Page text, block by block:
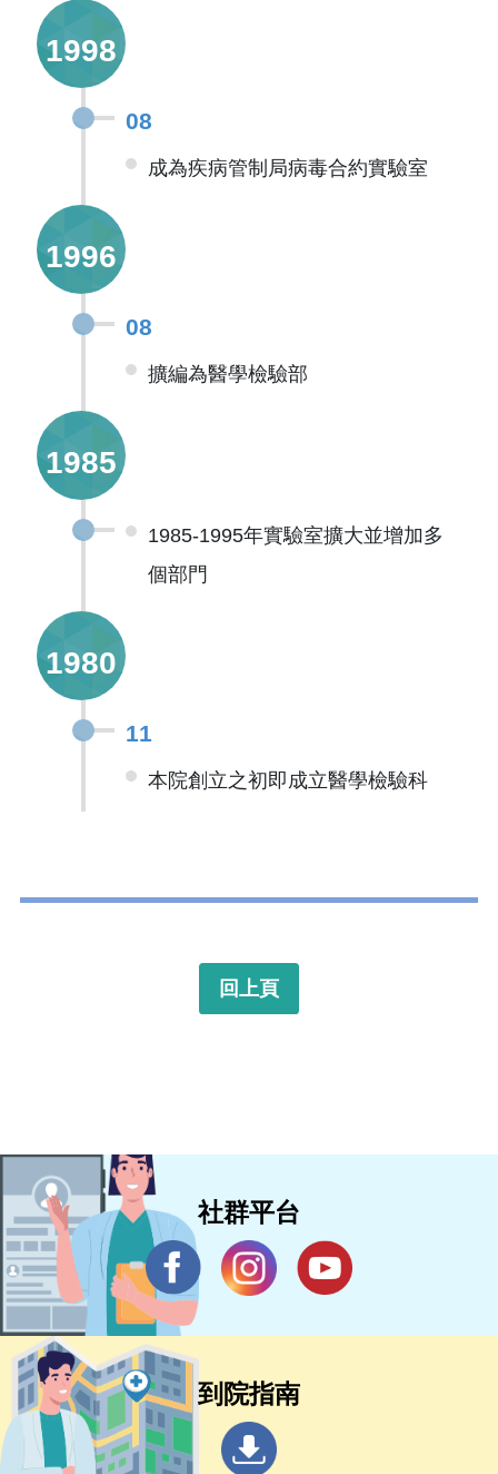
1998
08
成為疾病管制局病毒合約實驗室
1996
08
擴編為醫學檢驗部
1985
1985-1995年實驗室擴大並增加多
個部門
1980
11
本院創立之初即成立醫學檢驗科
回上頁
社群平台
到院指南